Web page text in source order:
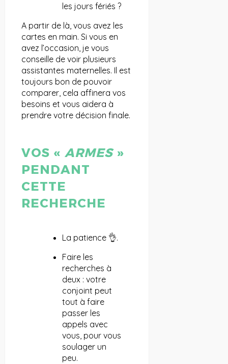
les jours fériés ?
A partir de là, vous avez les
cartes en main. Si vous en
avez l’occasion, je vous
conseille de voir plusieurs
assistantes maternelles. Il est
toujours bon de pouvoir
comparer, cela affinera vos
besoins et vous aidera à
prendre votre décision finale.
VOS « ARMES»
PENDANT
CETTE
RECHERCHE
La patience 👌.
Faire les
recherches à
deux : votre
conjoint peut
tout à faire
passer les
appels avec
vous, pour vous
soulager un
peu.